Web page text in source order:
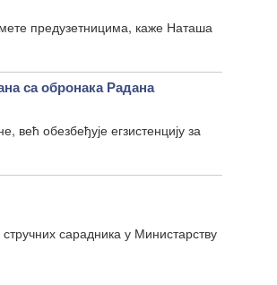
предузетницима, каже Наташа
са обронака Радана
већ обезбеђује егзистенцију за
сарадника у Министарству